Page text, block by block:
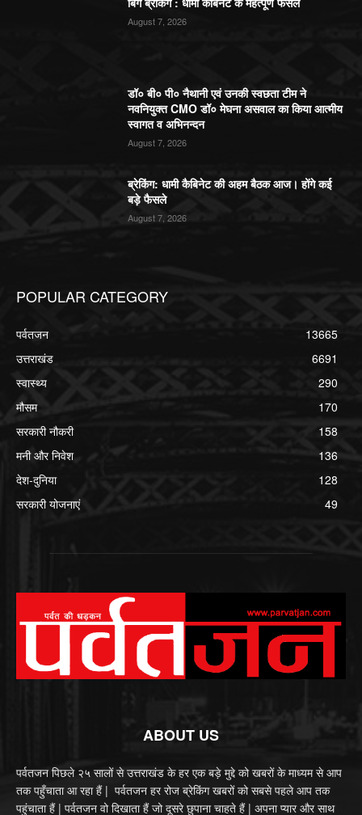
August 7, 2026
डॉ० बी० पी० नैथानी एवं उनकी स्वछता टीम ने
नवनियुक्त CMO डॉ० मेघना असवाल का किया आत्मीय
स्वागत व अभिनन्दन
August 7, 2026
ब्रेकिंग: धामी कैबिनेट की अहम बैठक आज। होंगे कई
बड़े फैसले
August 7, 2026
POPULAR CATEGORY
पर्वतजन
13665
उत्तराखंड
6691
स्वास्थ्य
290
मौसम
170
सरकारी नौकरी
158
मनी और निवेश
136
देश-दुनिया
128
सरकारी योजनाएं
49
ABOUT US
पर्वतजन पिछले २५ सालों से उत्तराखंड के हर एक बड़े मुद्दे को खबरों के माध्यम से आप
तक पहुँचाता आ रहा हैं | पर्वतजन हर रोज ब्रेकिंग खबरों को सबसे पहले आप तक
पहुंचाता हैं | पर्वतजन वो दिखाता हैं जो दूसरे छुपाना चाहते हैं | अपना प्यार और साथ